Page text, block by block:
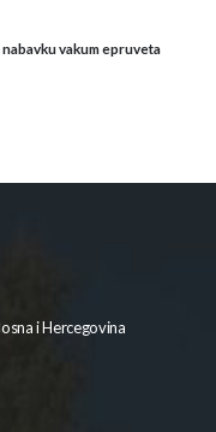
vakum epruveta
i Hercegovina